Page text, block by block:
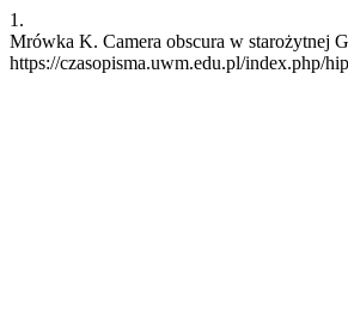
1.
Mrówka K. Camera obscura w starożytnej
https://czasopisma.uwm.edu.pl/index.php/